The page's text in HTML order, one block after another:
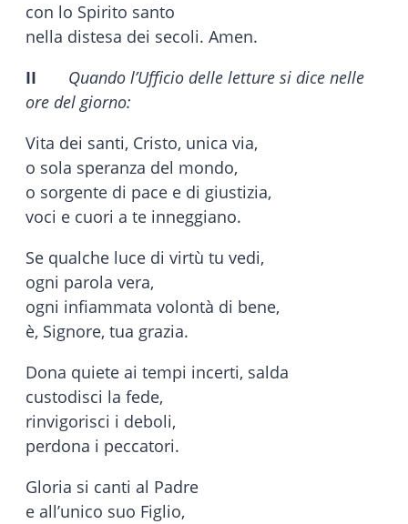
con lo Spirito santo
nella distesa dei secoli. Amen.
II Quando l’Ufficio delle letture si dice nelle
ore del giorno:
Vita dei santi, Cristo, unica via,
o sola speranza del mondo,
o sorgente di pace e di giustizia,
voci e cuori a te inneggiano.
Se qualche luce di virtù tu vedi,
ogni parola vera,
ogni infiammata volontà di bene,
è, Signore, tua grazia.
Dona quiete ai tempi incerti, salda
custodisci la fede,
rinvigorisci i deboli,
perdona i peccatori.
Gloria si canti al Padre
e all’unico suo Figlio,